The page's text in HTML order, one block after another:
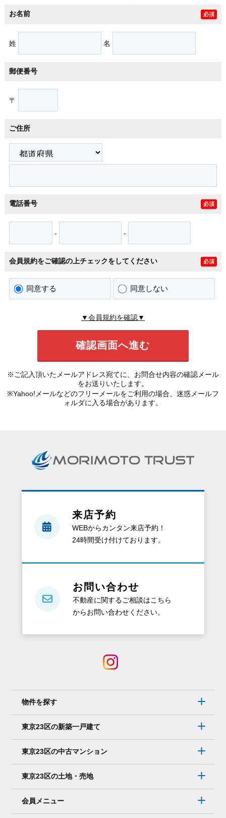
お名前 必須
姓 名
郵便番号
〒
ご住所
電話番号 必須
- -
会員規約をご確認の上チェックをしてください 必須
同意する 同意しない
▼会員規約を確認▼
※ご記入頂いたメールアドレス宛てに、お問合せ内容の確認メール
をお送りいたします。
※Yahoo!メールなどのフリーメールをご利用の場合、迷惑メールフ
ォルダに入る場合があります。
来店予約
WEBからカンタン来店予約！
24時間受け付けております。
お問い合わせ
不動産に関するご相談はこちら
からお問い合わせください。
物件を探す
東京23区の新築一戸建て
東京23区の中古マンション
東京23区の土地・売地
会員メニュー